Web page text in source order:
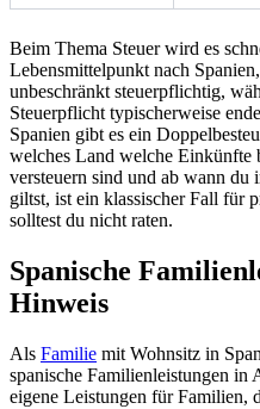
Beim Thema Steuer wird es
Lebensmittelpunkt nach
unbeschränkt steuerpflichtig,
Steuerpflicht typischerweise
Spanien gibt es ein
welches Land welche Einkünfte
versteuern sind und ab wann du
giltst, ist ein klassischer Fall für
solltest du nicht raten.
Spanische
Hinweis
Als Familie mit Wohnsitz in
spanische Familienleistungen in
eigene Leistungen für Familien,